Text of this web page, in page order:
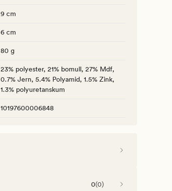
9 cm
6 cm
80 g
23% polyester, 21% bomull, 27% Mdf,
0.7% Jern, 5.4% Polyamid, 1.5% Zink,
1.3% polyuretanskum
10197600006848
0(0)